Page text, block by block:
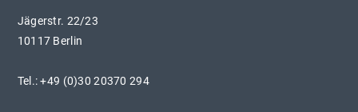
AKADEMIEAUSGABE
Jägerstr. 22/23
10117 Berlin
Tel.: +49 (0)30 20370 294